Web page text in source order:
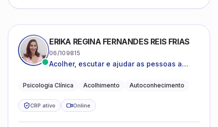
ERIKA REGINA FERNANDES REIS FRIAS
06/109815
Acolher, escutar e ajudar as pessoas a
Psicologia Clínica Acolhimento Autoconhecimento
CRP ativo Online